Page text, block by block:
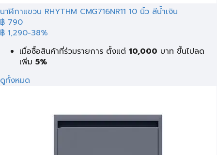
นาฬิกาแขวน RHYTHM CMG716NR11 10 นิ้ว สีน้ำเงิน
฿ 790
฿ 1,290-38%
เมื่อซื้อสินค้าที่ร่วมรายการ ตั้งแต่ 10,000 บาท ขึ้นไปลด
เพิ่ม 5%
ดูทั้งหมด